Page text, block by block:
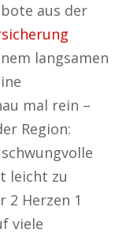
aus der
langsamen
mal rein –
Region:
leicht zu
2 Herzen 1
viele